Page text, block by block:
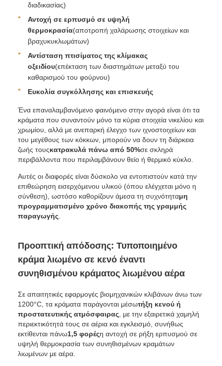
διαδικασίας)
Αντοχή σε ερπυσμό σε υψηλή
θερμοκρασία(αποτροπή χαλάρωσης στοιχείων και
βραχυκυκλωμάτων)
Αντίσταση πτισίματος της κλίμακας
οξειδίου(επέκταση των διαστημάτων μεταξύ του
καθαρισμού του φούρνου)
Ευκολία συγκόλλησης και επισκευής
Ένα επαναλαμβανόμενο φαινόμενο στην αγορά είναι ότι τα
κράματα που συναντούν μόνο τα κύρια στοιχεία νικελίου και
χρωμίου, αλλά με ανεπαρκή έλεγχο των ιχνοστοιχείων και
του μεγέθους των κόκκων, μπορούν να δουν τη διάρκεια
ζωής τουςκατρακυλά πάνω από 50%σε σκληρά
περιβάλλοντα που περιλαμβάνουν θείο ή θερμικό κύκλο.
Αυτές οι διαφορές είναι δύσκολο να εντοπιστούν κατά την
επιθεώρηση εισερχόμενου υλικού (όπου ελέγχεται μόνο η
σύνθεση), ωστόσο καθορίζουν άμεσα τη συχνότηταμη
προγραμματισμένο χρόνο διακοπής της γραμμής
παραγωγής
Προοπτική απόδοσης: Τυποποιημένο
κράμα λιωμένο σε κενό έναντι
συνηθισμένου κράματος λιωμένου αέρα
Σε απαιτητικές εφαρμογές βιομηχανικών κλιβάνων άνω των
1200°C, τα κράματα παράγονται μέσωτήξη κενού ή
προστατευτικής ατμόσφαιρας , με την εξαιρετικά χαμηλή
περιεκτικότητά τους σε αέρια και εγκλεισμό, συνήθως
εκτίθενται πάνω1,5 φορέςη αντοχή σε ρήξη ερπυσμού σε
υψηλή θερμοκρασία των συνηθισμένων κραμάτων
λιωμένων με αέρα.